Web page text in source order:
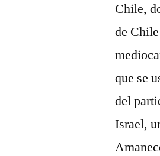
Chile,
de
que se
del
Israel,